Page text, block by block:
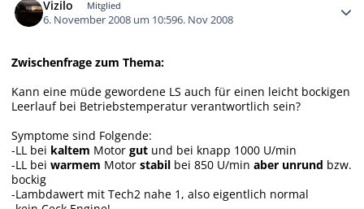
Vizilo Mitglied
6. November 2008 um 10:596. Nov 2008
Zwischenfrage zum Thema:
Kann eine müde gewordene LS auch für einen leicht bockigen
Leerlauf bei Betriebstemperatur verantwortlich sein?
Symptome sind Folgende:
-LL bei kaltem Motor gut und bei knapp 1000 U/min
-LL bei warmem Motor stabil bei 850 U/min aber unrund bzw.
bockig
-Lambdawert mit Tech2 nahe 1, also eigentlich normal